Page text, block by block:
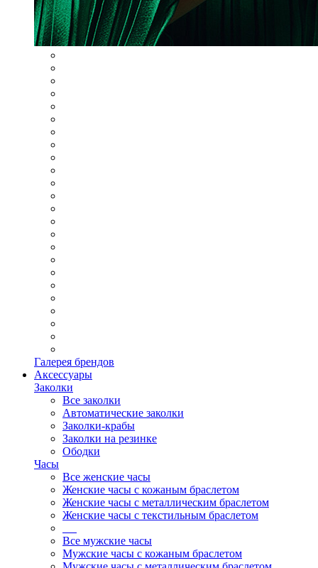
Галерея брендов
Аксессуары
Заколки
Все заколки
Автоматические заколки
Заколки-крабы
Заколки на резинке
Ободки
Часы
Все женские часы
Женские часы с кожаным браслетом
Женские часы с металлическим браслетом
Женские часы с текстильным браслетом
Все мужские часы
Мужские часы с кожаным браслетом